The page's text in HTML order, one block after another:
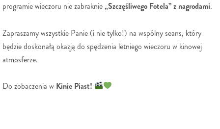
programie wieczoru nie zabraknie„Szczęśliwego Fotela” z nagrodami.
Zapraszamy wszystkie Panie (i nie tylko!) na wspólny seans, który
będzie doskonałą okazją do spędzenia letniego wieczoru w kinowej
atmosferze.
Do zobaczenia w Kinie Piast!